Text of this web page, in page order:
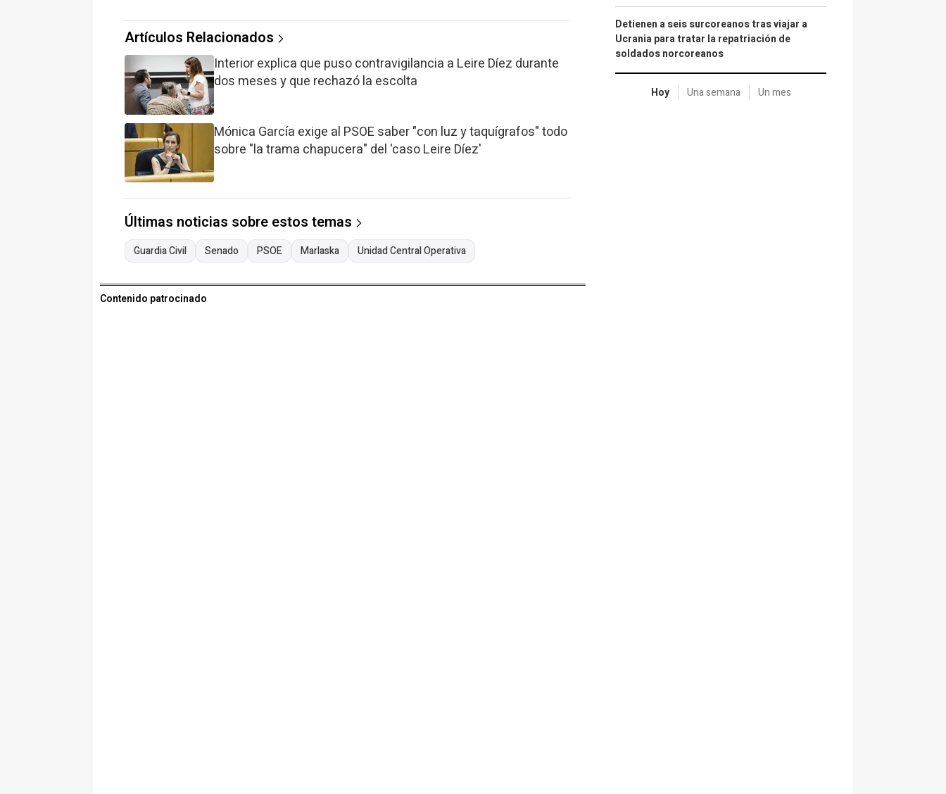
Artículos Relacionados
Interior explica que puso contravigilancia a Leire Díez durante
dos meses y que rechazó la escolta
Mónica García exige al PSOE saber "con luz y taquígrafos" todo
sobre "la trama chapucera" del 'caso Leire Díez'
Últimas noticias sobre estos temas
Guardia Civil Senado PSOE Marlaska Unidad Central Operativa
Contenido patrocinado
Detienen a seis surcoreanos tras viajar a
Ucrania para tratar la repatriación de
soldados norcoreanos
Hoy Una semana Un mes